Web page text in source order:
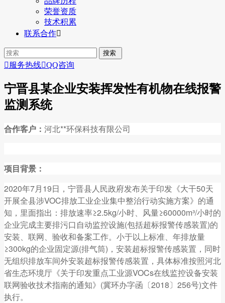
荣誉资质
技术积累
联系合作
 服务热线QQ咨询
宁晋县某企业安装挥发性有机物在线报警
监测系统
合作客户： 河北**环保科技有限公司
项目背景：
2020年7月19日，宁晋县人民政府发布关于印发《大干50天
开展全县涉VOC排放工业企业集中整治行动实施方案》的通
知，里面指出：排放速率≥2.5kg/小时、风量≥60000m³/小时的
企业完成主要排污口自动监控设施(包括超标报警传感装置)的
安装、联网、验收和备案工作。小于以上标准、年排放量
≥300kg的企业固定源(排气筒)，安装超标报警传感装置，同时
无组织排放车间外安装超标报警传感装置，具体标准按照河北
省生态环境厅《关于印发重点工业源VOCs在线监控设备安装
联网验收技术指南的通知》(冀环办字函〔2018〕256号)文件
执行。